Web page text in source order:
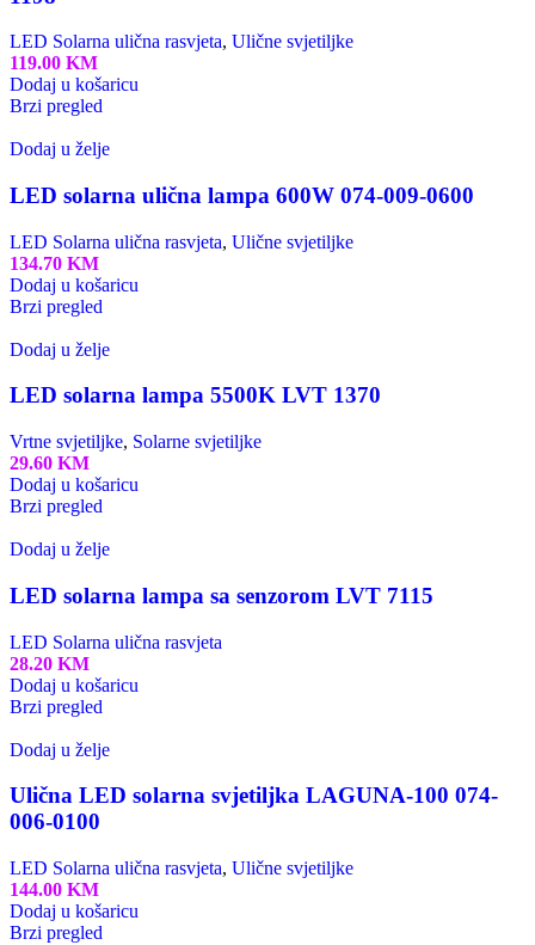
LED Solarna ulična rasvjeta, Ulične svjetiljke
119.00 KM
Dodaj u košaricu
Brzi pregled
Dodaj u želje
LED solarna ulična lampa 600W 074-009-0600
LED Solarna ulična rasvjeta, Ulične svjetiljke
134.70 KM
Dodaj u košaricu
Brzi pregled
Dodaj u želje
LED solarna lampa 5500K LVT 1370
Vrtne svjetiljke, Solarne svjetiljke
29.60 KM
Dodaj u košaricu
Brzi pregled
Dodaj u želje
LED solarna lampa sa senzorom LVT 7115
LED Solarna ulična rasvjeta
28.20 KM
Dodaj u košaricu
Brzi pregled
Dodaj u želje
Ulična LED solarna svjetiljka LAGUNA-100 074-
006-0100
LED Solarna ulična rasvjeta, Ulične svjetiljke
144.00 KM
Dodaj u košaricu
Brzi pregled